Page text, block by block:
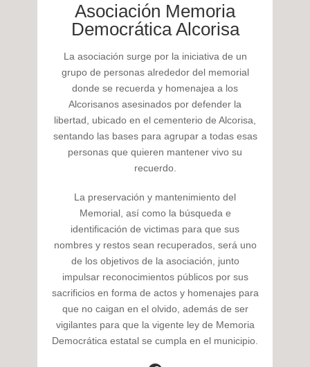
Asociación Memoria
Democrática Alcorisa
La asociación surge por la iniciativa de un
grupo de personas alrededor del memorial
donde se recuerda y homenajea a los
Alcorisanos asesinados por defender la
libertad, ubicado en el cementerio de Alcorisa,
sentando las bases para agrupar a todas esas
personas que quieren mantener vivo su
recuerdo.
La preservación y mantenimiento del
Memorial, así como la búsqueda e
identificación de victimas para que sus
nombres y restos sean recuperados, será uno
de los objetivos de la asociación, junto
impulsar reconocimientos públicos por sus
sacrificios en forma de actos y homenajes para
que no caigan en el olvido, además de ser
vigilantes para que la vigente ley de Memoria
Democrática estatal se cumpla en el municipio.